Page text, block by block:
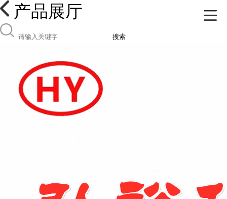
产品展厅
搜索